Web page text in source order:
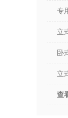
专
立
卧
立
查